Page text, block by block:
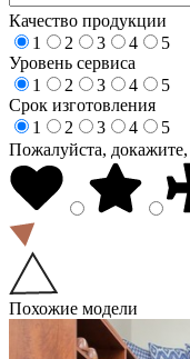
Качество продукции
1
2 3 4
5
Уровень сервиса
1
2 3 4
5
Срок изготовления
1
2 3 4
5
Пожалуйста,
Похожие модели